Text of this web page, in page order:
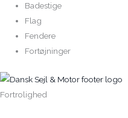
Badestige
Flag
Fendere
Fortøjninger
Fortrolighed